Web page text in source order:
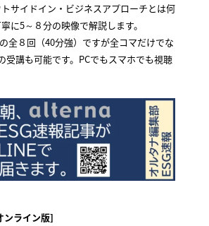
サイドイン・ビジネスアプローチとは何
に5～８分の映像で解説します。
全８回（40分強）ですが全コマだけでな
受講も可能です。PCでもスマホでも視聴
ライン版]